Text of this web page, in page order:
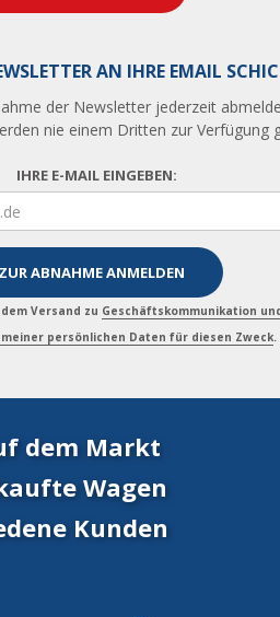
AN IHRE EMAIL
der Newsletter jederzeit
nie einem Dritten zur Verfügung
IHRE E-MAIL EINGEBEN:
Versand zu Geschäftskommunikation
persönlichen Daten für diesen Zweck.
dem Markt
Wagen
Kunden